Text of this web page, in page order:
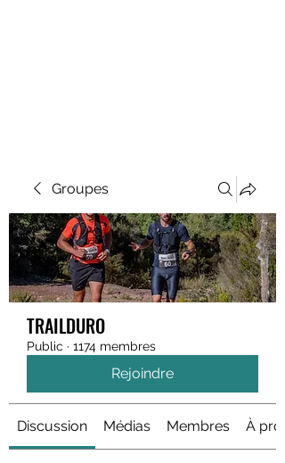
Groupes
TRAILDURO
Public · 1174 membres
Rejoindre
Discussion Médias Membres À